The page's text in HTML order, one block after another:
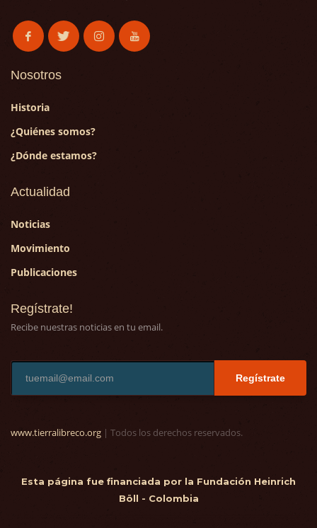
Nosotros
Historia
¿Quiénes somos?
¿Dónde estamos?
Actualidad
Noticias
Movimiento
Publicaciones
Regístrate!
Recibe nuestras noticias en tu email.
Regístrate
www.tierralibreco.org | Todos los derechos reservados.
Esta página fue financiada por la Fundación Heinrich
Böll - Colombia